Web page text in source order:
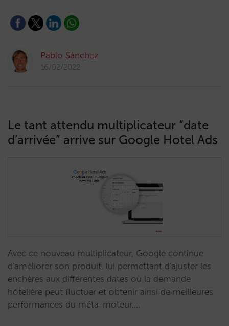
Pablo Sánchez
16/02/2022
Le tant attendu multiplicateur “date
d’arrivée” arrive sur Google Hotel Ads
Avec ce nouveau multiplicateur, Google continue
d'améliorer son produit, lui permettant d'ajuster les
enchères aux différentes dates où la demande
hôtelière peut fluctuer et obtenir ainsi de meilleures
performances du méta-moteur.…